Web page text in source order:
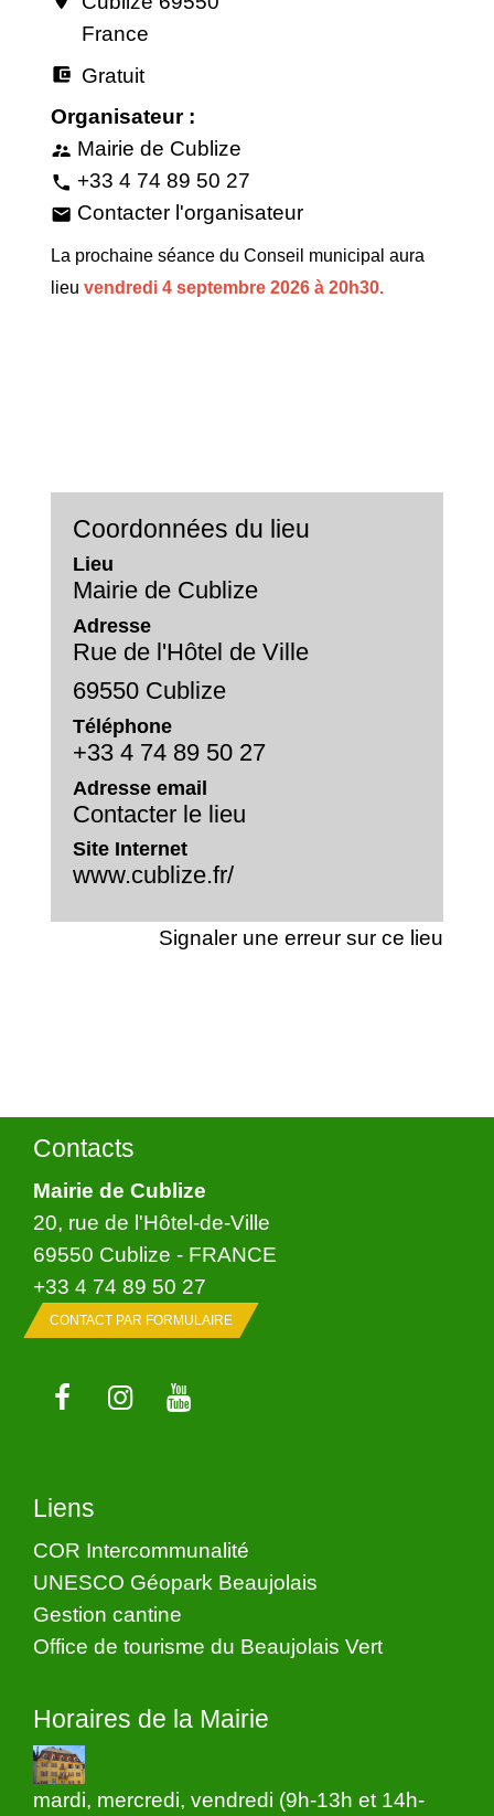
France
account_balance_wallet Gratuit
Organisateur :
supervisor_account Mairie de Cublize
phone +33 4 74 89 50 27
email Contacter l'organisateur
La prochaine séance du Conseil municipal aura
lieuvendredi 4 septembre 2026 à 20h30.
Coordonnées du lieu
Lieu
Mairie de Cublize
Adresse
Rue de l'Hôtel de Ville
69550 Cublize
Téléphone
+33 4 74 89 50 27
Adresse email
Contacter le lieu
Site Internet
www.cublize.fr/
Signaler une erreur sur ce lieu
Contacts
Mairie de Cublize
20, rue de l'Hôtel-de-Ville
69550 Cublize - FRANCE
+33 4 74 89 50 27
CONTACT PAR FORMULAIRE
Liens
COR Intercommunalité
UNESCO Géopark Beaujolais
Gestion cantine
Office de tourisme du Beaujolais Vert
Horaires de la Mairie
mardi, mercredi, vendredi (9h-13h et 14h-